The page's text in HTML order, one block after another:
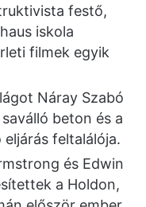
festő,
iskola
filmek egyik
Náray Szabó
beton és a
feltalálója.
és Edwin
a Holdon,